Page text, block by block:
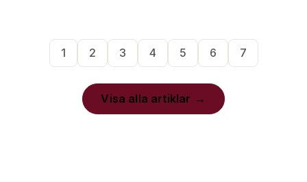
1 2 3 4 5 6 7
Visa alla artiklar